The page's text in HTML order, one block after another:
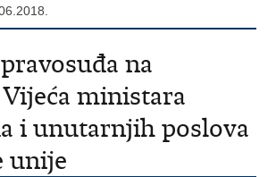
na
ministara
i unutarnjih poslova
unije